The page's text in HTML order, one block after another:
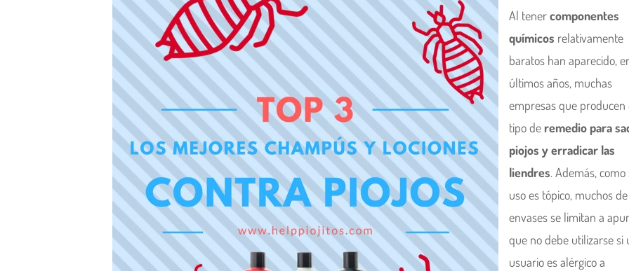
Al tenercomponentes
químicos relativamente
baratos han aparecido,
últimos años, muchas
empresas que producen
tipo de remedio para
piojos y erradicar las
liendres. Además, como
uso es tópico, muchos
envases se limitan a
que no debe utilizarse si
usuario es alérgico a